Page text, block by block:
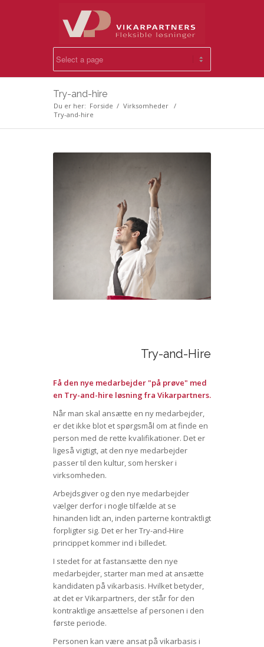
Try-and-hire
Du er her: Forside / Virksomheder /
Try-and-hire
Try-and-Hire
Få den nye medarbejder "på prøve" med
en Try-and-hire løsning fra Vikarpartners.
Når man skal ansætte en ny medarbejder,
er det ikke blot et spørgsmål om at finde en
person med de rette kvalifikationer. Det er
ligeså vigtigt, at den nye medarbejder
passer til den kultur, som hersker i
virksomheden.
Arbejdsgiver og den nye medarbejder
vælger derfor i nogle tilfælde at se
hinanden lidt an, inden parterne kontraktligt
forpligter sig. Det er her Try-and-Hire
princippet kommer ind i billedet.
I stedet for at fastansætte den nye
medarbejder, starter man med at ansætte
kandidaten på vikarbasis. Hvilket betyder,
at det er Vikarpartners, der står for den
kontraktlige ansættelse af personen i den
første periode.
Personen kan være ansat på vikarbasis i